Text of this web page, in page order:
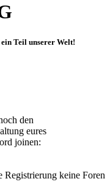
Teil unserer Welt!
den
eures
joinen:
Registrierung keine Foren